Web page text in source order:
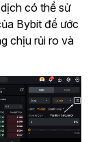
có thể sử
Bybit để ước
chịu rủi ro và